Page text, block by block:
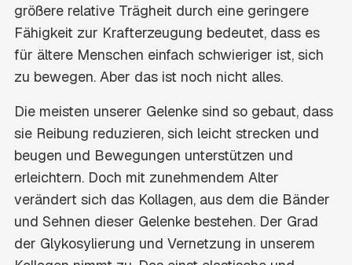
größere relative Trägheit durch eine geringere
Fähigkeit zur Krafterzeugung bedeutet, dass es
für ältere Menschen einfach schwieriger ist, sich
zu bewegen. Aber das ist noch nicht alles.
Die meisten unserer Gelenke sind so gebaut, dass
sie Reibung reduzieren, sich leicht strecken und
beugen und Bewegungen unterstützen und
erleichtern. Doch mit zunehmendem Alter
verändert sich das Kollagen, aus dem die Bänder
und Sehnen dieser Gelenke bestehen. Der Grad
der Glykosylierung und Vernetzung in unserem